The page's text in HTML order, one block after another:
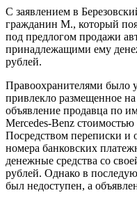
С заявлением в
гражданин М., который
под предлогом продажи
принадлежащими ему
рублей.
Правоохранителями было
привлекло размещенное
объявление продавца по
Mercedes-Benz
Посредством переписки и
номера банковских
денежные средства со
рублей. Однако в
был недоступен, а